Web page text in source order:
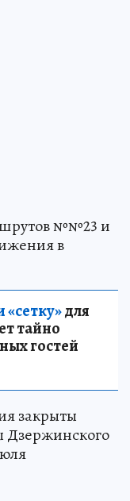
№№23 и
в
для
тайно
гостей
закрыты
Дзержинского